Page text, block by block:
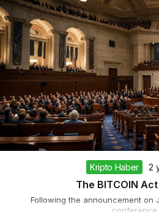
Kripto Haber 2
The BITCOIN
Following the announcement on